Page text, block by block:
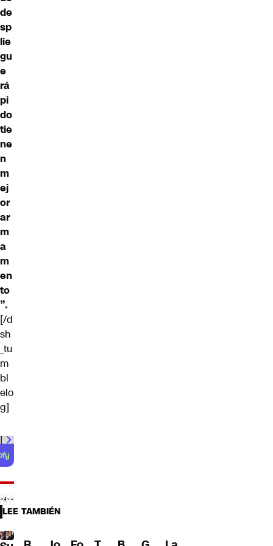
de
sp
lie
gu
e
rá
pi
do
tie
ne
n
m
ej
or
ar
m
a
m
en
to
”.
[/d
sh
_tu
m
bl
elo
g]
LEE TAMBIÉN